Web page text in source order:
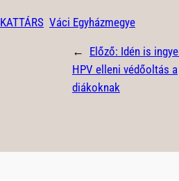
KATTÁRS Váci Egyházmegye
← Előző: Idén is
HPV elleni védőoltás a
diákoknak